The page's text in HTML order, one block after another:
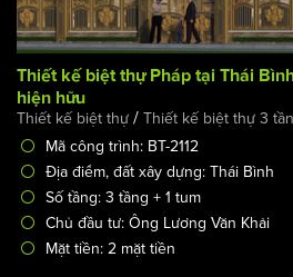
Thiết kế biệt thự Pháp tại Thái
hiện hữu
Thiết kế biệt thự / Thiết kế biệt thự 3
Mã công trình: BT-2112
Địa điểm, đất xây dựng: Thái Bình
Số tầng: 3 tầng + 1 tum
Chủ đầu tư: Ông Lương Văn Khải
Mặt tiền: 2 mặt tiền